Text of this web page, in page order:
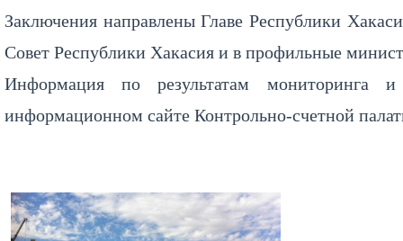
Заключения направлены Главе Республики
Совет Республики Хакасия и в профильные
Информация по результатам мониторинга
информационном сайте Контрольно-счетной